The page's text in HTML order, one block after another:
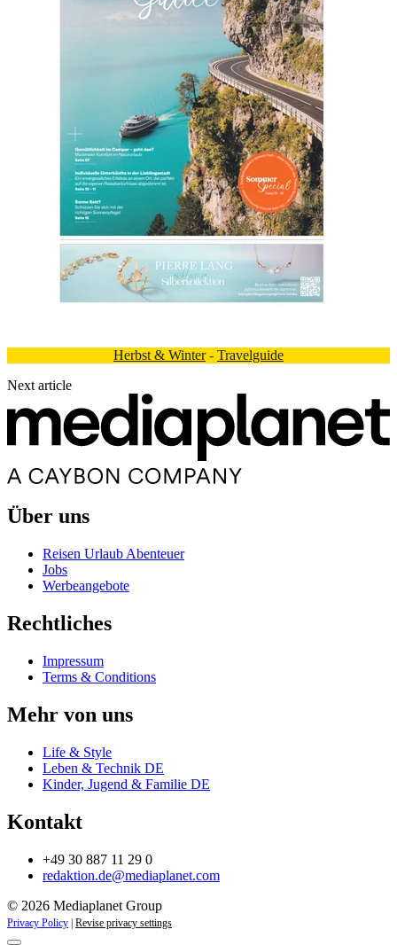
Herbst & Winter- Travelguide
Next article
Über uns
Reisen Urlaub Abenteuer
Jobs
Werbeangebote
Rechtliches
Impressum
Terms & Conditions
Mehr von uns
Life & Style
Leben & Technik DE
Kinder, Jugend & Familie DE
Kontakt
+49 30 887 11 29 0
redaktion.de@mediaplanet.com
© 2026 Mediaplanet Group
Privacy Policy | Revise privacy settings